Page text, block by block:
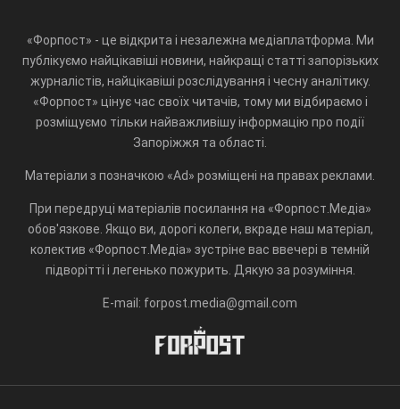
«Форпост» - це відкрита і незалежна медіаплатформа. Ми
публікуємо найцікавіші новини, найкращі статті запорізьких
журналістів, найцікавіші розслідування і чесну аналітику.
«Форпост» цінує час своїх читачів, тому ми відбираємо і
розміщуємо тільки найважливішу інформацію про події
Запоріжжя та області.
Матеріали з позначкою «Ad» розміщені на правах реклами.
При передруці матеріалів посилання на «Форпост.Медіа»
обов'язкове. Якщо ви, дорогі колеги, вкраде наш матеріал,
колектив «Форпост.Медіа» зустріне вас ввечері в темній
підворітті і легенько пожурить. Дякую за розуміння.
E-mail: forpost.media@gmail.com